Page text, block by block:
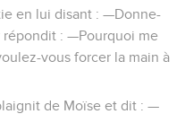
en lui disant : —Donne-
répondit : —Pourquoi me
vous forcer la main à
de Moïse et dit : —